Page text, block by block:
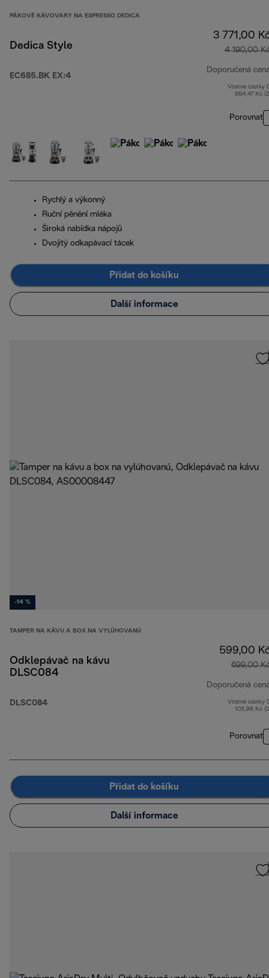
PÁKOVÉ KÁVOVARY NA ESPRESSO DEDICA
Dedica Style
EC685.BK EX:4
3 771,00
4 190,00
Doporučená
Včetně částky
654,47 Kč
Porovnat
Rychlý a výkonný
Ruční pěnění mléka
Široká nabídka nápojů
Dvojitý odkapávací tácek
Přidat do košíku
Další informace
-14 %
TAMPER NA KÁVU A BOX NA VYLÚHOVANÚ
Odklepávač na kávu
DLSC084
DLSC084
599,00
699,00
Doporučená
Včetně částky
103,96 Kč
Porovnat
Přidat do košíku
Další informace